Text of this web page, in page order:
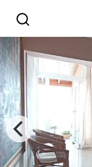
Apartamento en